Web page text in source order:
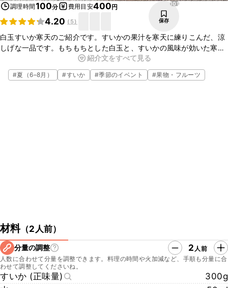
調理時間100分 費用目安400円
4.20 ( 5)
101
保存
白玉すいか寒天のご紹介です。すいかの果汁を寒天に練りこんだ、涼
しげな一品です。もちもちとした白玉と、すいかの風味が効いた寒天
の歯ごたえがよく合います。程よい甘さに仕上げているので、さっぱ
りといただけますよ。ぜひお試しくださいね。
紹介文をすべて見る
#夏（6–8月） #すいか #季節のイベント #果物・フルーツ
材料（2人前）
分量の調整 2 人前
人数に合わせて分量を調整できます。料理の時間や火加減など、手順も分量に合
わせて調整してくださいね。
すいか (正味量)
300g